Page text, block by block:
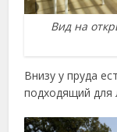
Вид на
Внизу у пруда
подходящий для